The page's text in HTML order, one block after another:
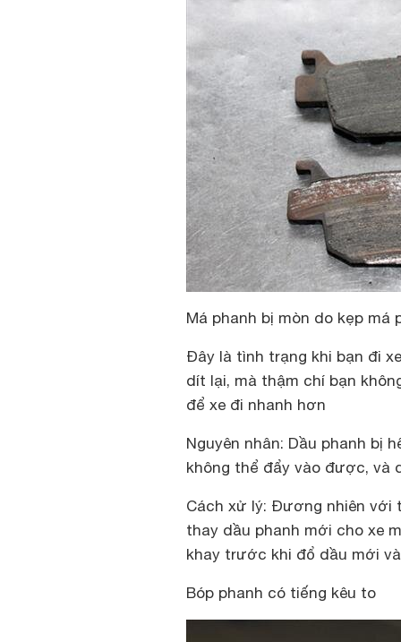
Má phanh bị mòn do kẹp má
Đây là tình trạng khi bạn đi
dít lại, mà thậm chí bạn
để xe đi nhanh hơn
Nguyên nhân: Dầu phanh bị
không thể đẩy vào được, và
Cách xử lý: Đương nhiên với
thay dầu phanh mới cho xe
khay trước khi đổ dầu mới
Bóp phanh có tiếng kêu to